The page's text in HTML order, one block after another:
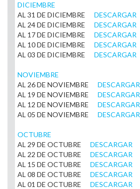
DICIEMBRE
AL 31 DE DICIEMBRE
DESCARGAR
AL 24 DE DICIEMBRE
DESCARGAR
AL 17 DE DICIEMBRE
DESCARGAR
AL 10 DE DICIEMBRE
DESCARGAR
AL 03 DE DICIEMBRE
DESCARGAR
NOVIEMBRE
AL 26 DE NOVIEMBRE
DESCARGAR
AL 19 DE NOVIEMBRE
DESCARGAR
AL 12 DE NOVIEMBRE
DESCARGAR
AL 05 DE NOVIEMBRE
DESCARGAR
OCTUBRE
AL 29 DE OCTUBRE
DESCARGAR
AL 22 DE OCTUBRE
DESCARGAR
AL 15 DE OCTUBRE
DESCARGAR
AL 08 DE OCTUBRE
DESCARGAR
AL 01 DE OCTUBRE
DESCARGAR